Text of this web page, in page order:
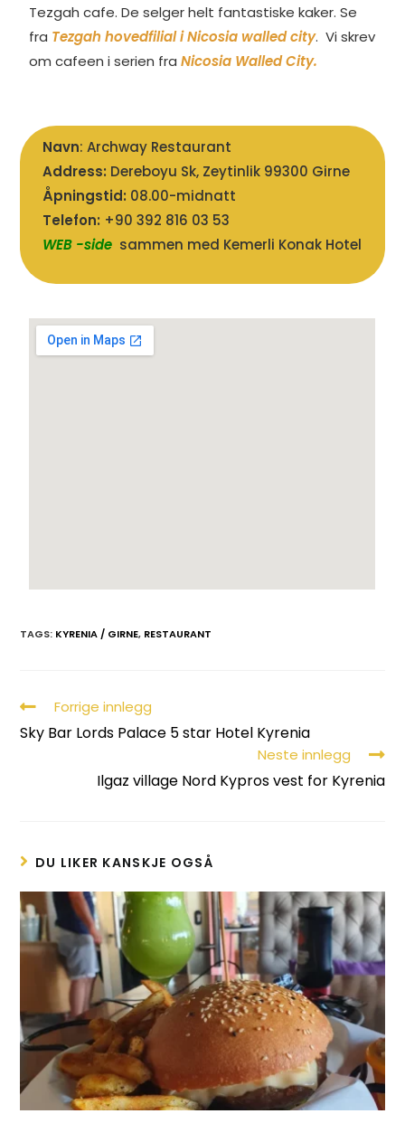
Tezgah cafe. De selger helt fantastiske kaker. Se
fra Tezgah hovedfilial i Nicosia walled city. Vi skrev
om cafeen i serien fraNicosia Walled City.
Navn: Archway Restaurant
Address: Dereboyu Sk, Zeytinlik 99300 Girne
Åpningstid: 08.00-midnatt
Telefon: +90 392 816 03 53
WEB -side sammen med Kemerli Konak Hotel
TAGS: KYRENIA / GIRNE, RESTAURANT
Forrige innlegg
Sky Bar Lords Palace 5 star Hotel Kyrenia
Neste innlegg
Ilgaz village Nord Kypros vest for Kyrenia
DU LIKER KANSKJE OGSÅ